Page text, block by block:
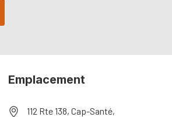
Emplacement
112 Rte 138, Cap-Santé,